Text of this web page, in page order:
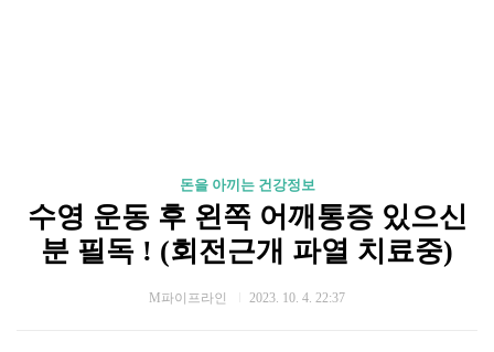
돈을 아끼는 건강정보
수영 운동 후 왼쪽 어깨통증 있으신
분 필독 ! (회전근개 파열 치료중)
M파이프라인 2023. 10. 4. 22:37